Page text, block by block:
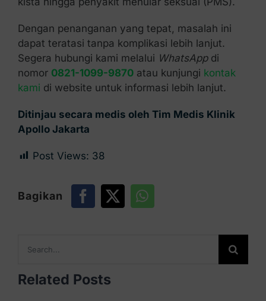
Dengan penanganan yang tepat, masalah ini
dapat teratasi tanpa komplikasi lebih lanjut.
Segera hubungi kami melalui WhatsAppdi
nomor 0821-1099-9870atau kunjungi kontak
kami di website untuk informasi lebih lanjut.
Ditinjau secara medis oleh Tim Medis Klinik
Apollo Jakarta
Post Views: 38
Bagikan
for:
Related Posts